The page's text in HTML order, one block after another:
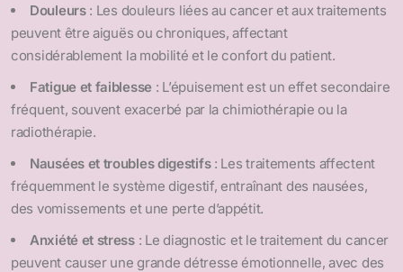
Douleurs: Les douleurs liées au cancer et aux traitements
peuvent être aiguës ou chroniques, affectant
considérablement la mobilité et le confort du patient.
Fatigue et faiblesse : L’épuisement est un effet secondaire
fréquent, souvent exacerbé par la chimiothérapie ou la
radiothérapie.
Nausées et troubles digestifs: Les traitements affectent
fréquemment le système digestif, entraînant des nausées,
des vomissements et une perte d’appétit.
Anxiété et stress: Le diagnostic et le traitement du cancer
peuvent causer une grande détresse émotionnelle, avec des